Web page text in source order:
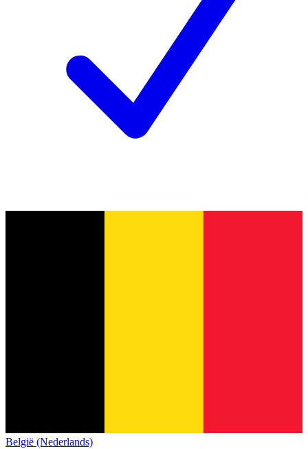
België (Nederlands)